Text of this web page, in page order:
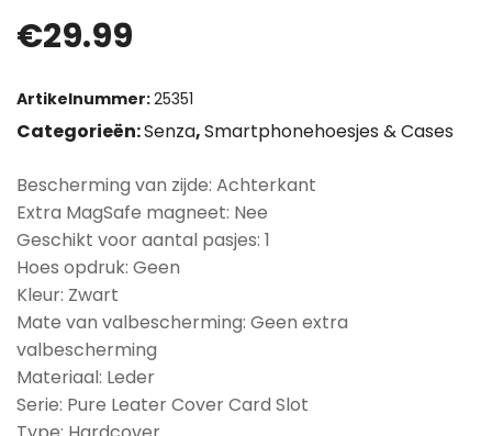
€29.99
Artikelnummer:25351
Categorieën:Senza,Smartphonehoesjes & Cases
Bescherming van zijde: Achterkant
Extra MagSafe magneet: Nee
Geschikt voor aantal pasjes: 1
Hoes opdruk: Geen
Kleur: Zwart
Mate van valbescherming: Geen extra
valbescherming
Materiaal: Leder
Serie: Pure Leater Cover Card Slot